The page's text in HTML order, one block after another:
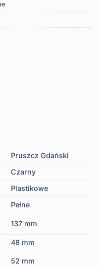
Pruszcz Gdański
Czarny
Plastikowe
Pełne
137 mm
48 mm
52 mm